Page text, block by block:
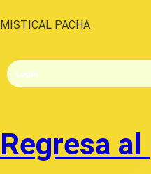
MISTICAL PACHA
Login
Regresa al